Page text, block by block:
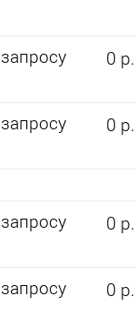
0 р.
0 р.
0 р.
0 р.